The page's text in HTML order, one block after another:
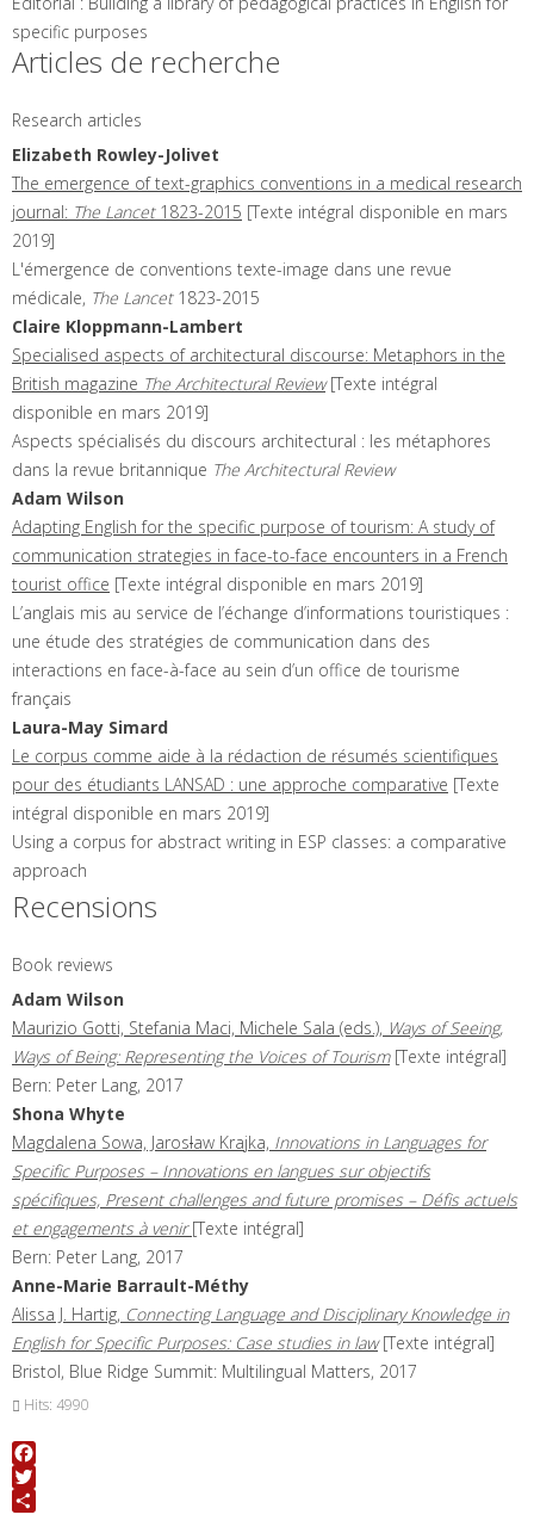
specific purposes
Articles de recherche
Research articles
Elizabeth Rowley-Jolivet
The emergence of text-graphics conventions in a medical research
journal: The Lancet1823-2015 [Texte intégral disponible en mars
2019]
L'émergence de conventions texte-image dans une revue
médicale, The Lancet 1823-2015
Claire Kloppmann-Lambert
Specialised aspects of architectural discourse: Metaphors in the
British magazine The Architectural Review [Texte intégral
disponible en mars 2019]
Aspects spécialisés du discours architectural : les métaphores
dans la revue britannique The Architectural Review
Adam Wilson
Adapting English for the specific purpose of tourism: A study of
communication strategies in face-to-face encounters in a French
tourist office [Texte intégral disponible en mars 2019]
L’anglais mis au service de l’échange d’informations touristiques :
une étude des stratégies de communication dans des
interactions en face-à-face au sein d’un office de tourisme
français
Laura-May Simard
Le corpus comme aide à la rédaction de résumés scientifiques
pour des étudiants LANSAD : une approche comparative [Texte
intégral disponible en mars 2019]
Using a corpus for abstract writing in ESP classes: a comparative
approach
Recensions
Book reviews
Adam Wilson
Maurizio Gotti, Stefania Maci, Michele Sala (eds.), Ways of Seeing,
Ways of Being: Representing the Voices of Tourism [Texte intégral]
Bern: Peter Lang, 2017
Shona Whyte
Magdalena Sowa, Jaroslaw Krajka, Innovations in Languages for
Specific Purposes – Innovations en langues sur objectifs
spécifiques, Present challenges and future promises – Défis actuels
et engagements à venir [Texte intégral]
Bern: Peter Lang, 2017
Anne-Marie Barrault-Méthy
Alissa J. Hartig, Connecting Language and Disciplinary Knowledge in
English for Specific Purposes: Case studies in law [Texte intégral]
Bristol, Blue Ridge Summit: Multilingual Matters, 2017
Hits: 4990
Facebook
Twitter